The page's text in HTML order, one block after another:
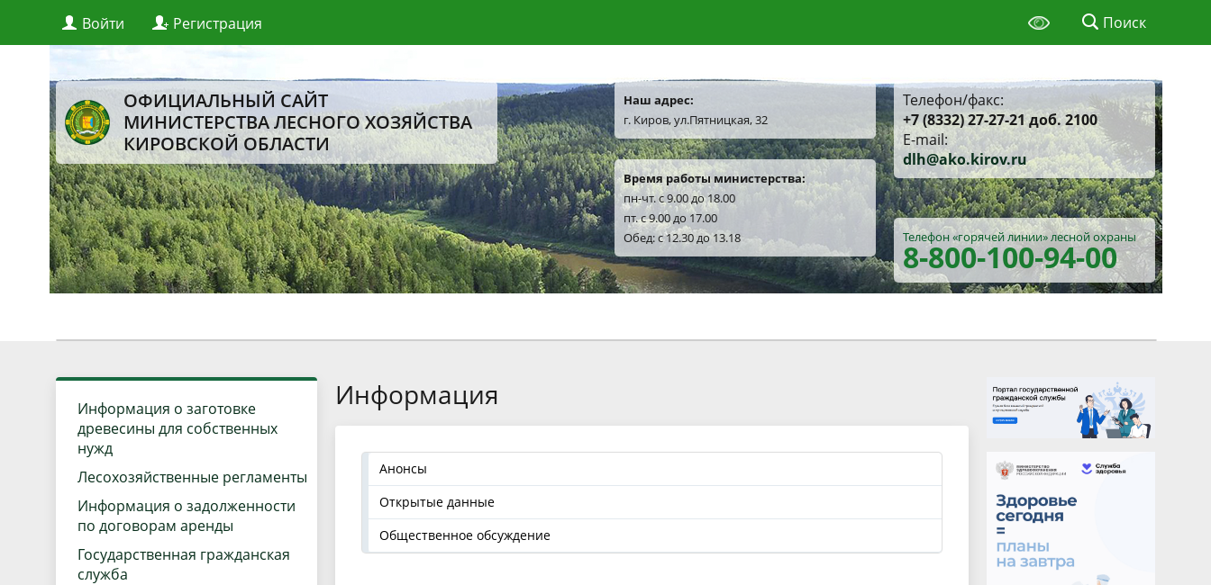
Войти Регистрация Поиск
ОФИЦИАЛЬНЫЙ САЙТ
МИНИСТЕРСТВА ЛЕСНОГО ХОЗЯЙСТВА
КИРОВСКОЙ ОБЛАСТИ
Наш адрес:
г. Киров, ул.Пятницкая, 32
Время работы министерства:
пн-чт. с 9.00 до 18.00
пт. с 9.00 до 17.00
Обед: с 12.30 до 13.18
Телефон/факс:
+7 (8332) 27-27-21 доб. 2100
E-mail:
dlh@ako.kirov.ru
Телефон «горячей линии»лесной охраны
8-800-100-94-00
Информация о заготовке
древесины для собственных
нужд
Лесохозяйственные регламенты
Информация о задолженности
по договорам аренды
Государственная гражданская
служба
Информация
Анонсы
Открытые данные
Общественное обсуждение